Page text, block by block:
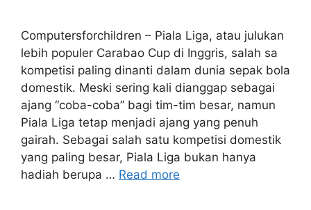
Computersforchildren – Piala Liga, atau julukan
lebih populer Carabao Cup di Inggris, salah sa
kompetisi paling dinanti dalam dunia sepak bola
domestik. Meski sering kali dianggap sebagai
ajang “coba-coba” bagi tim-tim besar, namun
Piala Liga tetap menjadi ajang yang penuh
gairah. Sebagai salah satu kompetisi domestik
yang paling besar, Piala Liga bukan hanya
hadiah berupa … Read more